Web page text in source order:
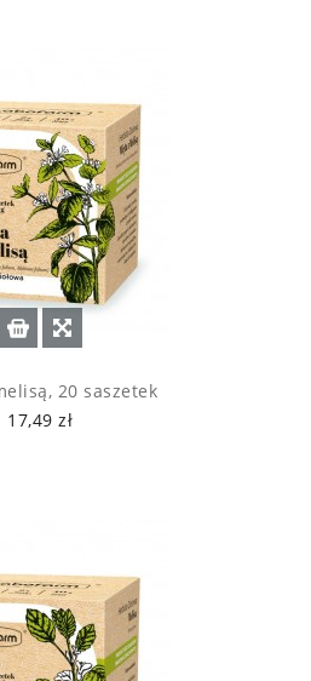
20 saszetek
17,49 zł